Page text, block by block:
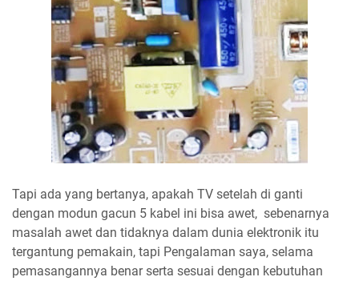
Tapi ada yang bertanya, apakah TV setelah di ganti
dengan modun gacun 5 kabel ini bisa awet, sebenarnya
masalah awet dan tidaknya dalam dunia elektronik itu
tergantung pemakain, tapi Pengalaman saya, selama
pemasangannya benar serta sesuai dengan kebutuhan